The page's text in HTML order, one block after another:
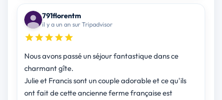
791florentm
il y a un an sur Tripadvisor
Nous avons passé un séjour fantastique dans ce
charmant gîte.
Julie et Francis sont un couple adorable et ce qu'ils
ont fait de cette ancienne ferme française est